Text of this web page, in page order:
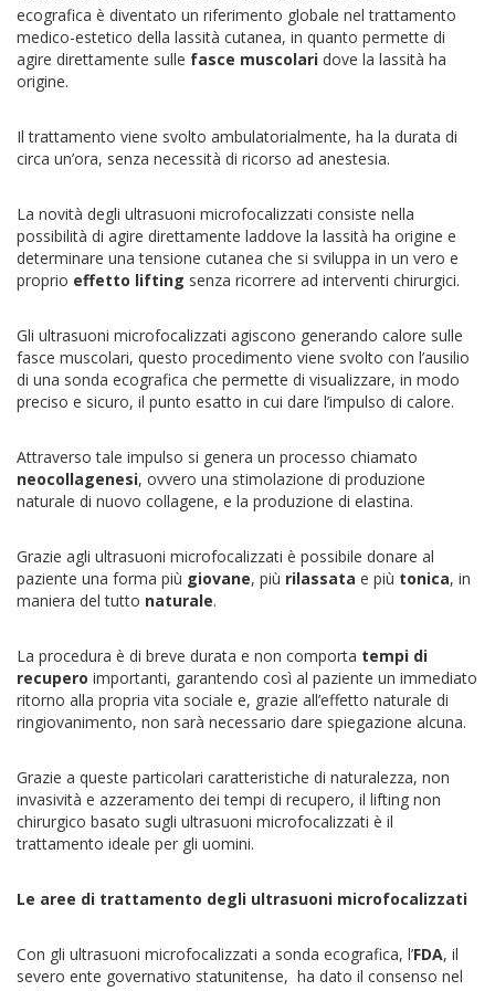
ecografica è diventato un riferimento globale nel trattamento
medico-estetico della lassità cutanea, in quanto permette di
agire direttamente sulle fasce muscolari dove la lassità ha
origine.
Il trattamento viene svolto ambulatorialmente, ha la durata di
circa un’ora, senza necessità di ricorso ad anestesia.
La novità degli ultrasuoni microfocalizzati consiste nella
possibilità di agire direttamente laddove la lassità ha origine e
determinare una tensione cutanea che si sviluppa in un vero e
proprio effetto lifting senza ricorrere ad interventi chirurgici.
Gli ultrasuoni microfocalizzati agiscono generando calore sulle
fasce muscolari, questo procedimento viene svolto con l’ausilio
di una sonda ecografica che permette di visualizzare, in modo
preciso e sicuro, il punto esatto in cui dare l’impulso di calore.
Attraverso tale impulso si genera un processo chiamato
neocollagenesi, ovvero una stimolazione di produzione
naturale di nuovo collagene, e la produzione di elastina.
Grazie agli ultrasuoni microfocalizzati è possibile donare al
paziente una forma più giovane, più rilassata e più tonica, in
maniera del tutto naturale.
La procedura è di breve durata e non comporta tempi di
recupero importanti, garantendo così al paziente un immediato
ritorno alla propria vita sociale e, grazie all’effetto naturale di
ringiovanimento, non sarà necessario dare spiegazione alcuna.
Grazie a queste particolari caratteristiche di naturalezza, non
invasività e azzeramento dei tempi di recupero, il lifting non
chirurgico basato sugli ultrasuoni microfocalizzati è il
trattamento ideale per gli uomini.
Le aree di trattamento degli ultrasuoni microfocalizzati
Con gli ultrasuoni microfocalizzati a sonda ecografica, l’FDA, il
severo ente governativo statunitense, ha dato il consenso nel